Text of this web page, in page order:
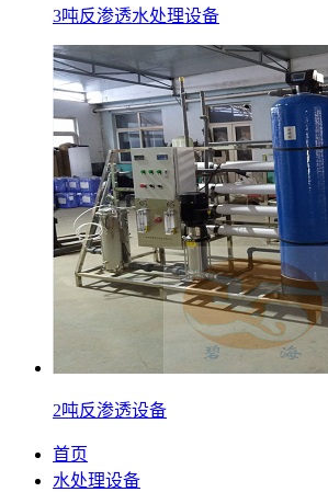
3吨反渗透水处理设备
2吨反渗透设备
首页
水处理设备